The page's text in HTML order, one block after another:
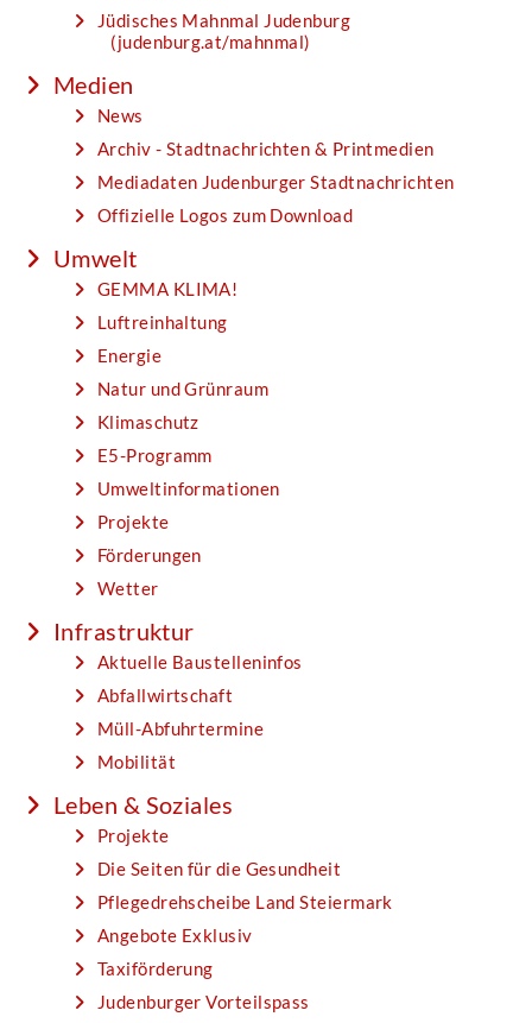
Jüdisches Mahnmal Judenburg
(judenburg.at/mahnmal)
Medien
News
Archiv - Stadtnachrichten & Printmedien
Mediadaten Judenburger Stadtnachrichten
Offizielle Logos zum Download
Umwelt
GEMMA KLIMA!
Luftreinhaltung
Energie
Natur und Grünraum
Klimaschutz
E5-Programm
Umweltinformationen
Projekte
Förderungen
Wetter
Infrastruktur
Aktuelle Baustelleninfos
Abfallwirtschaft
Müll-Abfuhrtermine
Mobilität
Leben & Soziales
Projekte
Die Seiten für die Gesundheit
Pflegedrehscheibe Land Steiermark
Angebote Exklusiv
Taxiförderung
Judenburger Vorteilspass